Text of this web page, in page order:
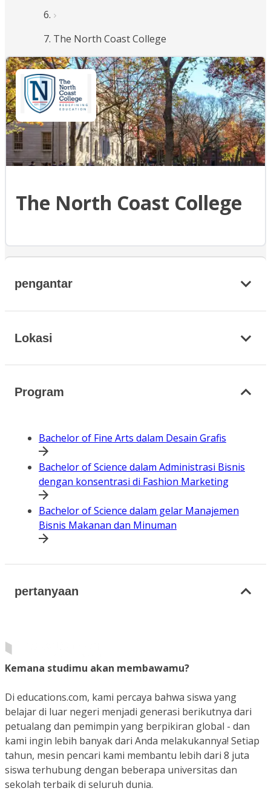
The North Coast College
The North Coast College
pengantar
Lokasi
Program
Bachelor of Fine Arts dalam Desain Grafis
Bachelor of Science dalam Administrasi Bisnis
dengan konsentrasi di Fashion Marketing
Bachelor of Science dalam gelar Manajemen
Bisnis Makanan dan Minuman
pertanyaan
Kemana studimu akan membawamu?
Di educations.com, kami percaya bahwa siswa yang
belajar di luar negeri menjadi generasi berikutnya dari
petualang dan pemimpin yang berpikiran global - dan
kami ingin lebih banyak dari Anda melakukannya! Setiap
tahun, mesin pencari kami membantu lebih dari 8 juta
siswa terhubung dengan beberapa universitas dan
sekolah terbaik di seluruh dunia.